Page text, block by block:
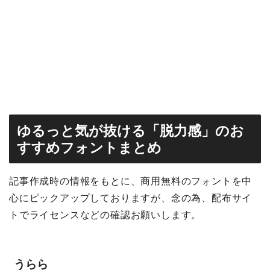
ゆるっと気が抜ける
「脱力感」のお
すすめフォントまとめ
記事作成時の情報をもとに、商用無料のフォントを中
心にピックアップしておりますが、念の為、配布サイ
トでライセンスなどの確認お願いします。
うらら